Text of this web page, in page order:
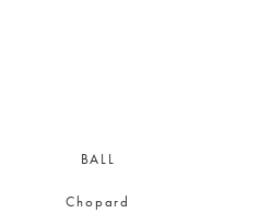
BALL
Chopard